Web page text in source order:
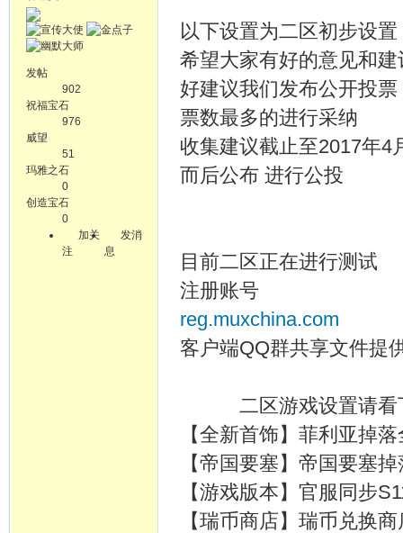
发帖
902
祝福宝石
976
威望
51
玛雅之石
0
创造宝石
0
加关
注
发消
息
以下设置为二区初步设置
希望大家有好的意见和
好建议我们发布公开投票
票数最多的进行采纳
收集建议截止至2017年4
而后公布 进行公投
目前二区正在进行测试
注册账号
reg.muxchina.com
客户端QQ群共享文件提
二区游戏设置请看
【全新首饰】菲利亚掉
【帝国要塞】帝国要塞
【游戏版本】官服同步
【瑞币商店】瑞币兑换